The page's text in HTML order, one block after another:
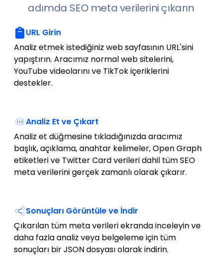
adımda SEO meta verilerini çıkarın
URL Girin
Analiz etmek istediğiniz web sayfasının URL'sini
yapıştırın. Aracımız normal web sitelerini,
YouTube videolarını ve TikTok içeriklerini
destekler.
Analiz Et ve Çıkart
Analiz et düğmesine tıkladığınızda aracımız
başlık, açıklama, anahtar kelimeler, Open Graph
etiketleri ve Twitter Card verileri dahil tüm SEO
meta verilerini gerçek zamanlı olarak çıkarır.
Sonuçları Görüntüle ve İndir
Çıkarılan tüm meta verileri ekranda inceleyin ve
daha fazla analiz veya belgeleme için tüm
sonuçları bir JSON dosyası olarak indirin.